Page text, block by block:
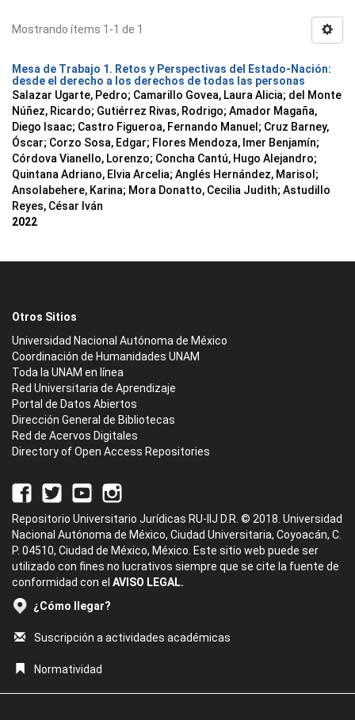
Mostrando ítems 1-1 de 1
Mesa de Trabajo 1. Retos y Perspectivas del Estado-Nación:
desde el derecho a los derechos de todas las personas
Salazar Ugarte, Pedro; Camarillo Govea, Laura Alicia; del Monte
Núñez, Ricardo; Gutiérrez Rivas, Rodrigo; Amador Magaña,
Diego Isaac; Castro Figueroa, Fernando Manuel ; Cruz Barney,
Óscar; Corzo Sosa, Edgar; Flores Mendoza, Imer Benjamín;
Córdova Vianello, Lorenzo; Concha Cantú, Hugo Alejandro;
Quintana Adriano, Elvia Arcelia; Anglés Hernández, Marisol ;
Ansolabehere, Karina; Mora Donatto, Cecilia Judith; Astudillo
Reyes, César Iván
2022
Otros Sitios
Universidad Nacional Autónoma de México
Coordinación de Humanidades UNAM
Toda la UNAM en línea
Red Universitaria de Aprendizaje
Portal de Datos Abiertos
Dirección General de Bibliotecas
Red de Acervos Digitales
Directory of Open Access Repositories
Repositorio Universitario Jurídicas RU-IIJ D.R. © 2018. Universidad
Nacional Autónoma de México, Ciudad Universitaria, Coyoacán, C.
P. 04510, Ciudad de México, México. Este sitio web puede ser
utilizado con fines no lucrativos siempre que se cite la fuente de
conformidad con el AVISO LEGAL.
¿Cómo llegar?
Suscripción a actividades académicas
Normatividad